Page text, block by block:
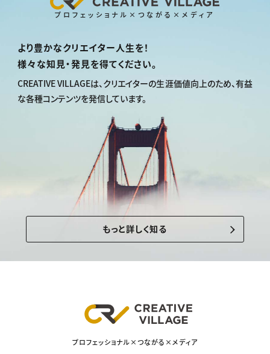
プロフェッショナル×つながる×メディア
より豊かなクリエイター人生を！
様々な知見・発見を得てください。
CREATIVE VILLAGEは、クリエイターの生涯価値向上のため、有益
な各種コンテンツを発信しています。
もっと詳しく知る
プロフェッショナル×つながる×メディア